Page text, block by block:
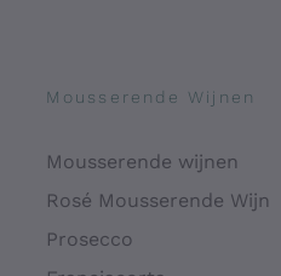
Mousserende Wijnen
Mousserende wijnen
Rosé Mousserende Wijn
Prosecco